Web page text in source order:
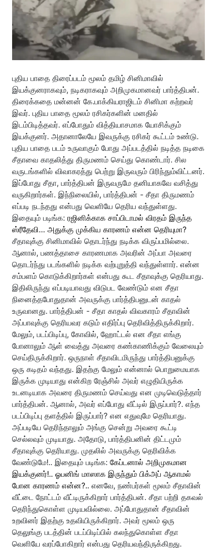
புதிய பாதை திரைப்படம் மூலம் தமிழ் சினிமாவில்
இயக்குனராகவும், நடிகராகவும் அறிமுகமானவர் பார்த்திபன்.
திரைக்கதை மன்னன் கே.பாக்கியராஜிடம் சினிமா கற்றவர்
இவர். புதிய பாதை மூலம் ரசிகர்களின் மனதில்
இடம்பிடித்தவர். எப்போதும் வித்தியாசமாக யோசிக்கும்
இயக்குனர். அதானாலேயே இவருக்கு ரசிகர் கூட்டம் உண்டு.
புதிய பாதை படம் உருவாகும் போது அப்படத்தில் நடித்த நடிகை
சீதாவை காதலித்து திருமணம் செய்து கொண்டார். சில
வருடங்களில் விவாகரத்து பெற்று இருவரும் பிரிந்தும்விட்டனர்.
இப்போது சீதா, பார்த்திபன் இருவருமே தனியாகவே வசித்து
வருகிறார்கள். இந்நிலையில், பார்த்திபன் - சீதா திருமணம்
எப்படி நடந்தது என்பது வெளியே தெரிய வந்துள்ளது.
இதையும் படிங்க: ரஜினிக்காக சாப்பிடாமல் விரதம் இருந்த
ஸ்ரீதேவி… அதுக்கு முக்கிய காரணம் என்ன தெரியுமா?
சீதாவுக்கு சினிமாவில் தொடர்ந்து நடிக்க விருப்பமில்லை.
ஆனால், பணத்தாசை காரணமாக அவரின் அப்பா அவரை
தொடர்ந்து படங்களில் நடிக்க வற்புறுத்தி வந்துள்ளார். என்ன
சம்பளம் கொடுக்கிறார்கள் என்பது கூட சீதாவுக்கு தெரியாது.
இதிலிருந்து எப்படியாவது விடுபட வேண்டும் என சீதா
நினைத்தபோதுதான் அவருக்கு பார்த்திபனுடன் காதல்
உருவானது. பார்த்திபன் - சீதா காதல் விவகாரம் சீதாவின்
அப்பாவுக்கு தெரியவர கடும் எதிர்ப்பு தெரிவித்திருக்கிறார்.
மேலும், படப்பிடிப்பு, கோவில், ஹோட்டல் என சீதா எங்கு
போனாலும் ஆள் வைத்து அவரை கண்காணிக்கும் வேலையும்
செய்திருக்கிறார். ஒருநாள் சீதாவிடமிருந்து பார்த்திபனுக்கு
ஒரு கடிதம் வந்தது. இதற்கு மேலும் என்னால் பொறுமையாக
இருக்க முடியாது என்கிற ரேஞ்சில் அவர் எழுதியிருக்க
உடனடியாக அவரை திருமணம் செய்வது என முடிவெடுத்தார்
பார்த்திபன். ஆனால், அவர் எப்போது வீட்டில் இருப்பார்?. எந்த
படப்பிடிப்பு தளத்தில் இருப்பார்? என எதுவுமே தெரியாது.
அப்படியே தெரிந்தாலும் அங்கு சென்று அவரை கூட்டி
செல்லவும் முடியாது. அதோடு, பார்த்திபனின் திட்டமும்
சீதாவுக்கு தெரியாது. முதலில் அவருக்கு தெரிவிக்க
வேண்டுமே!.. இதையும் படிங்க: கேப்டனால் அறிமுகமான
இயக்குனர்!.. ஓபனிங் மாஸாக இருந்தும் பிக்அப் ஆகாமல்
போன காரணம் என்ன?.. எனவே, நண்பர்கள் மூலம் சீதாவின்
வீட்டை நோட்டம் வீட்டிருக்கிறார் பார்த்திபன். சீதா பற்றி தகவல்
தெரிந்துகொள்ள முடியவில்லை. அப்போதுதான் சீதாவின்
உறவினர் இதற்கு உதவியிருக்கிறார். அவர் மூலம் ஒரு
தெலுங்கு படத்தின் படப்பிடிப்பில் கலந்துகொள்ள சீதா
வெளியே வரப்போகிறார் என்பது தெரியவந்திருக்கிறது.